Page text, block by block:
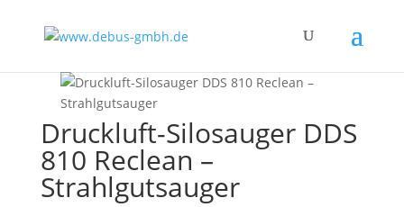
Druckluft-Silosauger DDS
810 Reclean –
Strahlgutsauger